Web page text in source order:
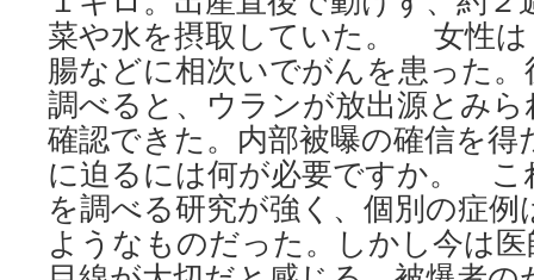
菜や水を摂取していた。 女性は
腸などに相次いでがんを患った
調べると、ウランが放出源とみ
確認できた。内部被曝の確信を
に迫るには何が必要ですか。 こ
を調べる研究が強く、個別の症
ようなものだった。しかし今は